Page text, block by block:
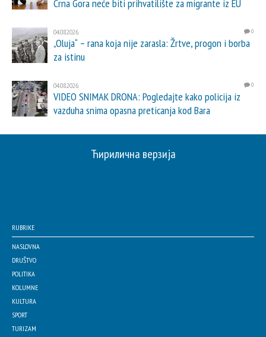
Crna Gora neće biti prihvatilište za migrante iz EU
04.08.2026. 0
„Oluja“ – rana koja nije zarasla: Žrtve, progon i borba
za istinu
04.08.2026. 0
VIDEO SNIMAK DRONA: Pogledajte kako policija iz
vazduha snima opasna preticanja kod Bara
Ћирилична верзија
RUBRIKE
NASLOVNA
DRUŠTVO
POLITIKA
KOLUMNE
KULTURA
SPORT
TURIZAM